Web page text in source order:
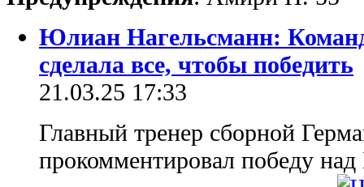
Юлиан Нагельсманн:
сделала все, чтобы победить
21.03.25 17:33
Главный тренер сборной
прокомментировал победу